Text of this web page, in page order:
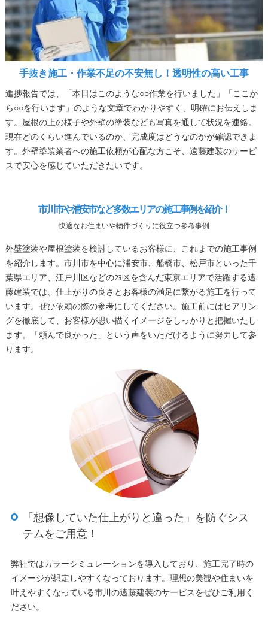
手抜き施工・作業不足の不安無し！透明性の高い工事
進捗報告では、「本日はこのような○○作業を行いました」「ここか
ら○○を行います」のような文章でわかりやすく、明確にお伝えしま
す。屋根の上の様子や外壁の塗装なども写真を通して状況を連絡。
現在どのくらい進んでいるのか、完成度はどうなのかが確認できま
す。外壁塗装業者への施工依頼が心配な方こそ、遠藤建装のサービ
スで安心を感じていただきたいです。
市川市や浦安市など多数エリアの施工事例を紹介！
快適なお住まいや物件づくりに役立つ参考事例
外壁塗装や屋根塗装を検討しているお客様に、これまでの施工事例
を紹介します。市川市を中心に浦安市、船橋市、松戸市といった千
葉県エリア、江戸川区などの23区を含んだ東京エリアで活躍する遠
藤建装では、仕上がりの良さとお客様の満足に繋がる施工を行って
います。ぜひ依頼の際の参考にしてください。施工前にはヒアリン
グを徹底して、お客様が思い描くイメージをしっかりと把握いたし
ます。「頼んで良かった」という声をいただけるように努力して参
ります。
「想像していた仕上がりと違った」を防ぐシス
テムをご用意！
弊社ではカラーシミュレーションを導入しており、施工完了時の
イメージが想定しやすくなっております。理想の美観や住まいを
叶えやすくなっている市川の遠藤建装のサービスをぜひご利用く
ださい。